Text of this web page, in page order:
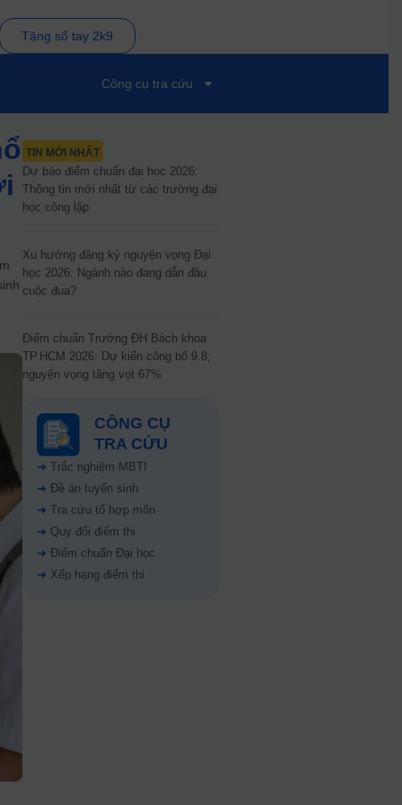
Tặng sổ tay 2k9
Công cụ tra cứu
TIN MỚI NHẤT
Dự báo điểm chuẩn đại học 2026:
Thông tin mới nhất từ các trường đại
học công lập
Xu hướng đăng ký nguyện vọng Đại
học 2026: Ngành nào đang dẫn đầu
cuộc đua?
Điểm chuẩn Trường ĐH Bách khoa
TP.HCM 2026: Dự kiến công bố 9.8,
nguyện vọng tăng vọt 67%
CÔNG CỤ
TRA CỨU
➜ Trắc nghiệm MBTI
➜ Đề án tuyển sinh
➜ Tra cứu tổ hợp môn
➜ Quy đổi điểm thi
➜ Điểm chuẩn Đại học
➜ Xếp hạng điểm thi